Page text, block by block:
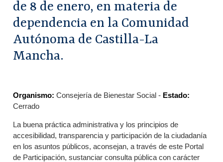
de 8 de enero, en materia de
dependencia en la Comunidad
Autónoma de Castilla-La
Mancha.
Organismo: Consejería de Bienestar Social - Estado:
Cerrado
La buena práctica administrativa y los principios de
accesibilidad, transparencia y participación de la ciudadanía
en los asuntos públicos, aconsejan, a través de este Portal
de Participación, sustanciar consulta pública con carácter